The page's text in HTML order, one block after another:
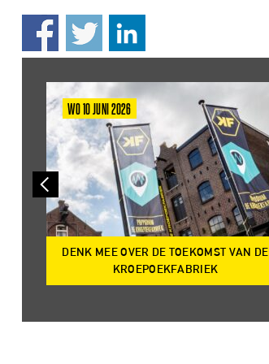
WO 10 JUNI 2026
DENK MEE OVER DE TOEKOMST VAN DE
KROEPOEKFABRIEK